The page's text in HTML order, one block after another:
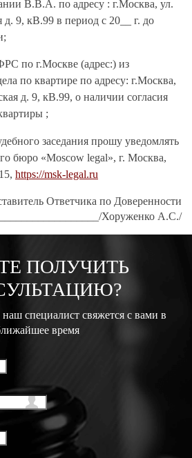
В.В.А. по адресу : г.Москва, ул.
9, кВ.99 в период с 20__ г. до
по г.Москве (адрес:) из
по квартире по адресу: г.Москва,
д. 9, кВ.99, о наличии согласия
;
заседания прошу уведомлять
бюро «Moscow legal», г. Москва,
https://msk-legal.ru
Ответчика по Доверенности
Хоруженко А.С./
ПОЛУЧИТЬ
специалист свяжется с вами в
время